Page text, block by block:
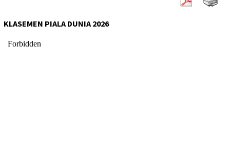
KLASEMEN PIALA DUNIA 2026